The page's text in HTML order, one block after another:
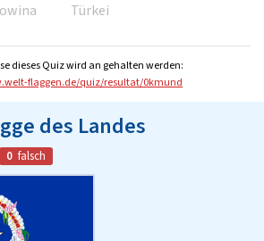
Türkei
dieses Quiz wird an gehalten werden:
flaggen.de/quiz/resultat/0kmund
des Landes
0 falsch